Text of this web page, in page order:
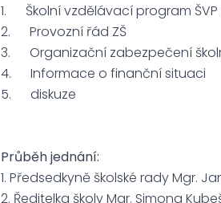
1. Školní vzdělávací program ŠVP
2. Provozní řád ZŠ
3. Organizační zabezpečení
4. Informace o finanční situaci
5. diskuze
Průběh jednání:
1. Předsedkyně školské rady Mgr.
2. Ředitelka školy Mgr. Simona